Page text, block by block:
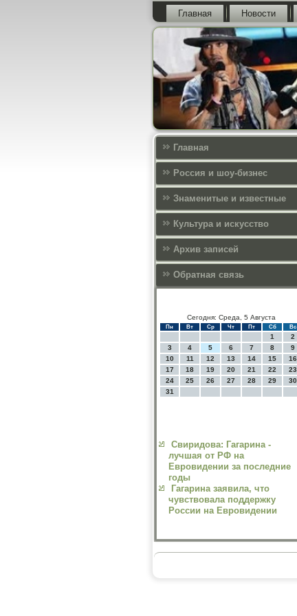
Главная Новости
Главная
Россия и шоу-бизнес
Знаменитые и известные
Культура и искусcтво
Архив записей
Обратная связь
Сегодня: Среда, 5 Августа
Пн Вт Ср Чт Пт Сб Вс
1
2
3
4 5 6 7 8
9
10
11 12 13 14 15
16
17
18 19 20 21 22
23
24
25 26 27 28 29
30
31
Свиридова: Гагарина -
лучшая от РФ на
Евровидении за последние
годы
Гагарина заявила, что
чувствовала поддержку
России на Евровидении